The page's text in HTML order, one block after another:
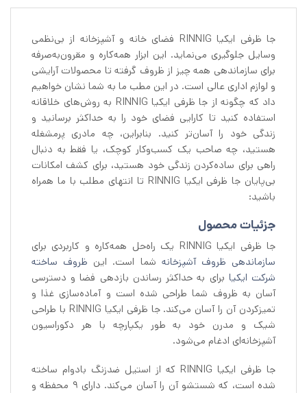
جا ظرفی ایکیا RINNIG فضای خانه و آشپزخانه از بی‌نظمی
وسایل جلوگیری می‌نماید. این ابزار همه‌کاره و مقرون‌به‌صرفه
برای سازماندهی همه چیز از ظروف گرفته تا محصولات آرایشی
و لوازم اداری عالی است. در این مطب ما به شما نشان خواهیم
داد که چگونه از جا ظرفی ایکیا RINNIG به روش‌های خلاقانه
استفاده کنید تا کارایی فضای خود را به حداکثر برسانید و
زندگی خود را آسان‌تر کنید. بنابراین، چه مادری پرمشغله
هستید، چه صاحب یک کسب‌وکار کوچک، یا فقط به دنبال
راهی برای ساده‌کردن زندگی خود هستید، برای کشف امکانات
بی‌پایان جا ظرفی ایکیا RINNIG تا انتهای مطلب با ما همراه
باشید:
جزئیات محصول
جا ظرفی ایکیا RINNIG یک راه‌حل همه‌کاره و کاربردی برای
سازماندهی ظروف آشپزخانه شما است. این ظروف ساخته
شرکت ایکیا برای به حداکثر رساندن بازدهی فضا و دسترسی
آسان به ظروف شما طراحی شده است و آماده‌سازی غذا و
تمیزکردن آن را آسان می‌کند. جا ظرفی ایکیا RINNIG با طراحی
شیک و مدرن خود به طور یکپارچه با هر دکوراسیون
آشپزخانه‌ای ادغام می‌شود.
جا ظرفی ایکیا RINNIG که از استیل ضدزنگ بادوام ساخته
شده است، که شستشو آن را آسان می‌کند. دارای ۹ محفظه‌ و